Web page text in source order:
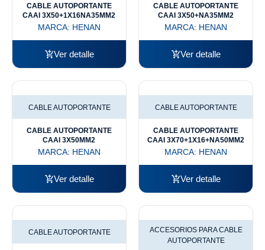
CABLE AUTOPORTANTE
CAAI 3X50+1X16NA35MM2
MARCA: HENAN
Ver detalle
CABLE AUTOPORTANTE
CAAI 3X50+NA35MM2
MARCA: HENAN
Ver detalle
CABLE AUTOPORTANTE
CABLE AUTOPORTANTE
CAAI 3X50MM2
MARCA: HENAN
Ver detalle
CABLE AUTOPORTANTE
CABLE AUTOPORTANTE
CAAI 3X70+1X16+NA50MM2
MARCA: HENAN
Ver detalle
CABLE AUTOPORTANTE
ACCESORIOS PARA CABLE
AUTOPORTANTE